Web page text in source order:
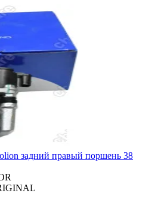
задний правый поршень 38